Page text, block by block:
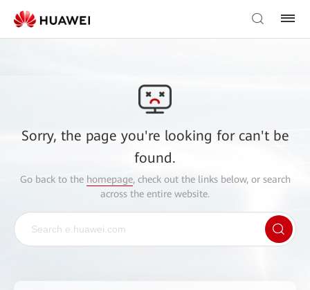
Sorry, the page you're looking for can't be
found.
Go back to the homepage, check out the links below, or search
across the entire website.